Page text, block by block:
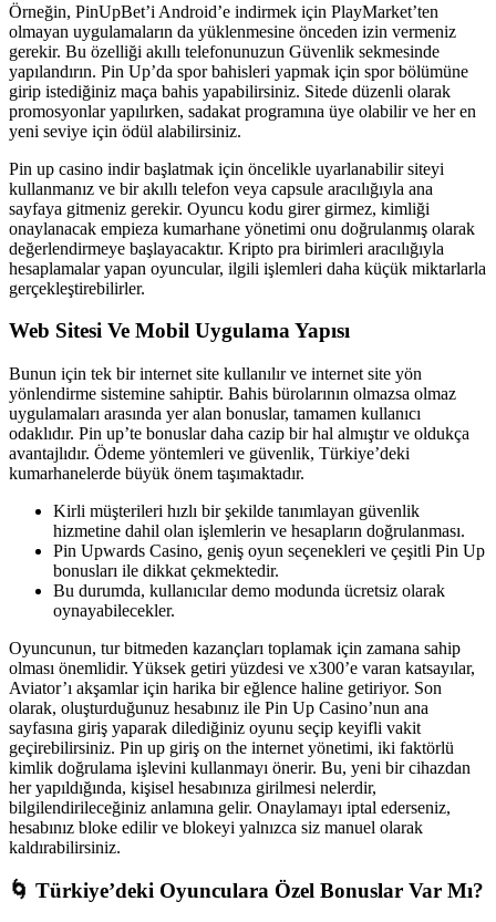
Örneğin, PinUpBet’i Android’e indirmek için PlayMarket’ten
olmayan uygulamaların da yüklenmesine önceden izin vermeniz
gerekir. Bu özelliği akıllı telefonunuzun Güvenlik sekmesinde
yapılandırın. Pin Up’da spor bahisleri yapmak için spor bölümüne
girip istediğiniz maça bahis yapabilirsiniz. Sitede düzenli olarak
promosyonlar yapılırken, sadakat programına üye olabilir ve her en
yeni seviye için ödül alabilirsiniz.
Pin up casino indir başlatmak için öncelikle uyarlanabilir siteyi
kullanmanız ve bir akıllı telefon veya capsule aracılığıyla ana
sayfaya gitmeniz gerekir. Oyuncu kodu girer girmez, kimliği
onaylanacak empieza kumarhane yönetimi onu doğrulanmış olarak
değerlendirmeye başlayacaktır. Kripto pra birimleri aracılığıyla
hesaplamalar yapan oyuncular, ilgili işlemleri daha küçük miktarlarla
gerçekleştirebilirler.
Web Sitesi Ve Mobil Uygulama Yapısı
Bunun için tek bir internet site kullanılır ve internet site yön
yönlendirme sistemine sahiptir. Bahis bürolarının olmazsa olmaz
uygulamaları arasında yer alan bonuslar, tamamen kullanıcı
odaklıdır. Pin up’te bonuslar daha cazip bir hal almıştır ve oldukça
avantajlıdır. Ödeme yöntemleri ve güvenlik, Türkiye’deki
kumarhanelerde büyük önem taşımaktadır.
Kirli müşterileri hızlı bir şekilde tanımlayan güvenlik
hizmetine dahil olan işlemlerin ve hesapların doğrulanması.
Pin Upwards Casino, geniş oyun seçenekleri ve çeşitli Pin Up
bonusları ile dikkat çekmektedir.
Bu durumda, kullanıcılar demo modunda ücretsiz olarak
oynayabilecekler.
Oyuncunun, tur bitmeden kazançları toplamak için zamana sahip
olması önemlidir. Yüksek getiri yüzdesi ve x300’e varan katsayılar,
Aviator’ı akşamlar için harika bir eğlence haline getiriyor. Son
olarak, oluşturduğunuz hesabınız ile Pin Up Casino’nun ana
sayfasına giriş yaparak dilediğiniz oyunu seçip keyifli vakit
geçirebilirsiniz. Pin up giriş on the internet yönetimi, iki faktörlü
kimlik doğrulama işlevini kullanmayı önerir. Bu, yeni bir cihazdan
her yapıldığında, kişisel hesabınıza girilmesi nelerdir,
bilgilendirileceğiniz anlamına gelir. Onaylamayı iptal ederseniz,
hesabınız bloke edilir ve blokeyi yalnızca siz manuel olarak
kaldırabilirsiniz.
🌀 Türkiye’deki Oyunculara Özel Bonuslar Var Mı?